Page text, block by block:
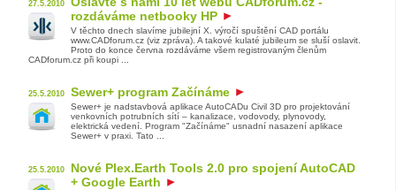
27.5.2010
rozdáváme netbooky HP
V těchto dnech slavíme jubilejní X. výročí spuštění CAD portálu
www.CADforum.cz (viz zpráva). A takové kulaté jubileum se sluší oslavit.
Proto do konce června rozdáváme všem registrovaným členům
CADforum.cz při koupi ...
25.5.2010 Sewer+ program Začínáme
Sewer+ je nadstavbová aplikace AutoCADu Civil 3D pro projektování
venkovních potrubních sítí – kanalizace, vodovody, plynovody,
elektrická vedení. Program "Začínáme" usnadní nasazení aplikace
Sewer+ v praxi. Tato ...
25.5.2010
Nové Plex.Earth Tools 2.0 pro spojení AutoCAD
+ Google Earth